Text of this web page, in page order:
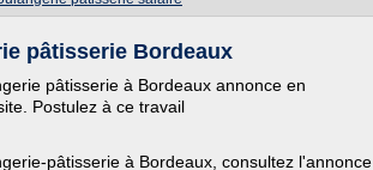
pâtisserie Bordeaux
pâtisserie à Bordeaux annonce en
Postulez à ce travail
pâtisserie à Bordeaux, consultez l'annonce